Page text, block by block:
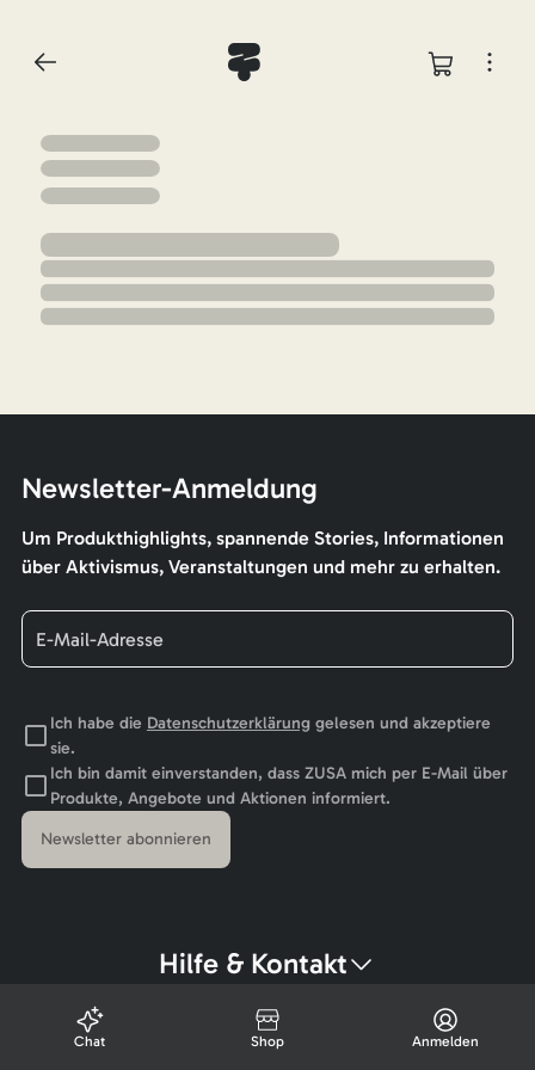
Newsletter-Anmeldung
Um Produkthighlights, spannende Stories, Informationen
über Aktivismus, Veranstaltungen und mehr zu erhalten.
Ich habe die Datenschutzerklärunggelesen und akzeptiere
sie.
Ich bin damit einverstanden, dass ZUSA mich per E-Mail über
Produkte, Angebote und Aktionen informiert.
Newsletter abonnieren
Hilfe & Kontakt
Chat Shop Anmelden